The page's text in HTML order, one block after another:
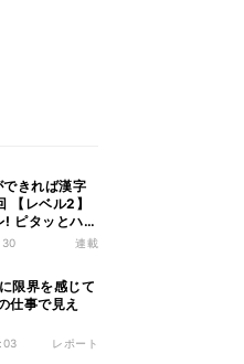
きれば漢字
【レベル2】
! ピタッとハマ
?
連載
限界を感じて
仕事で見え
レポート